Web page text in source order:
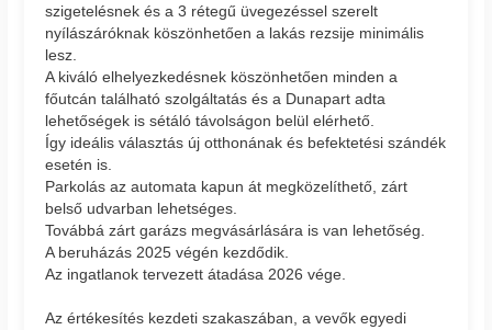
szigetelésnek és a 3 rétegű üvegezéssel szerelt
nyílászáróknak köszönhetően a lakás rezsije minimális
lesz.
A kiváló elhelyezkedésnek köszönhetően minden a
főutcán található szolgáltatás és a Dunapart adta
lehetőségek is sétáló távolságon belül elérhető.
Így ideális választás új otthonának és befektetési szándék
esetén is.
Parkolás az automata kapun át megközelíthető, zárt
belső udvarban lehetséges.
Továbbá zárt garázs megvásárlására is van lehetőség.
A beruházás 2025 végén kezdődik.
Az ingatlanok tervezett átadása 2026 vége.
Az értékesítés kezdeti szakaszában, a vevők egyedi